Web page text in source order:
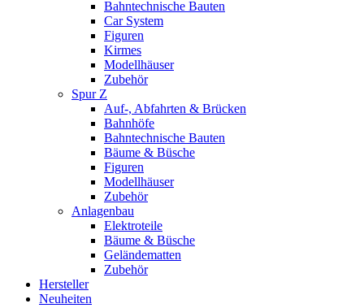
Bahntechnische Bauten
Car System
Figuren
Kirmes
Modellhäuser
Zubehör
Spur Z
Auf-, Abfahrten & Brücken
Bahnhöfe
Bahntechnische Bauten
Bäume & Büsche
Figuren
Modellhäuser
Zubehör
Anlagenbau
Elektroteile
Bäume & Büsche
Geländematten
Zubehör
Hersteller
Neuheiten